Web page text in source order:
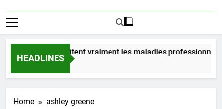
HEADLINES
Combien coûtent vraiment les maladies
3 Jours Ago
Home ashley greene